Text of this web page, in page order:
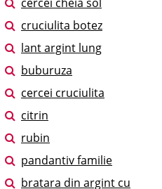
cruciulita botez
lant argint lung
buburuza
cercei cruciulita
citrin
rubin
pandantiv familie
bratara din argint cu